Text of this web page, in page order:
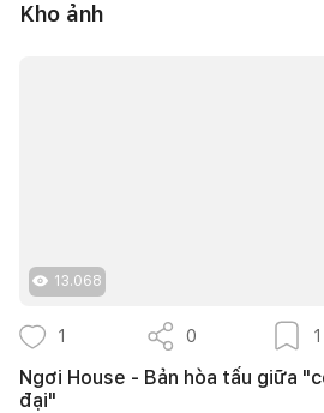
Kho ảnh
13.068
1 0 1
Ngơi House - Bản hòa tấu giữa
đại"